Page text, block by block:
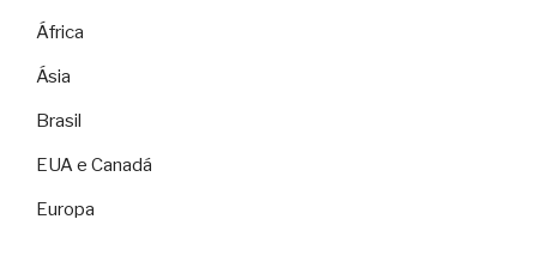
África
Ásia
Brasil
EUA e Canadá
Europa